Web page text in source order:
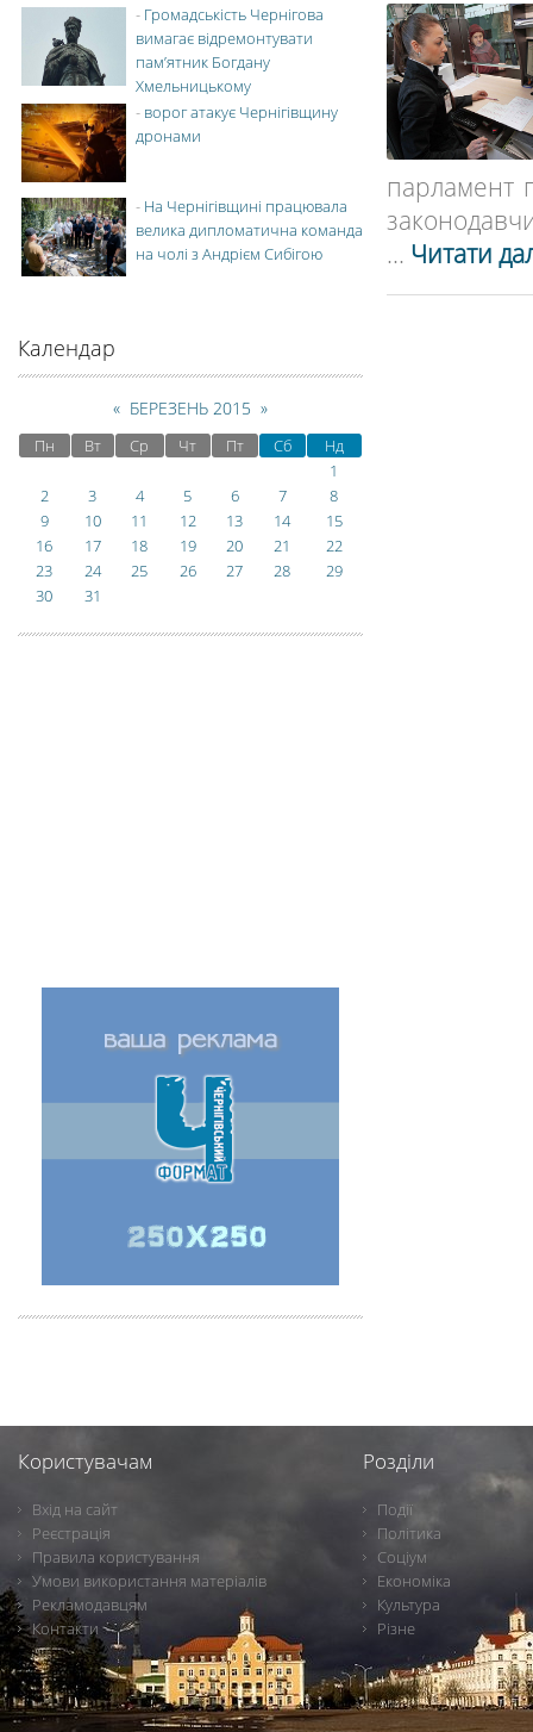
парламент
... Читати
- Громадськість Чернігова
вимагає відремонтувати
пам’ятник Богдану
Хмельницькому
- ворог атакує Чернігівщину
дронами
- На Чернігівщині працювала
велика дипломатична команда
на чолі з Андрієм Сибігою
Календар
« БЕРЕЗЕНЬ 2015 »
Пн Вт Ср Чт Пт Сб
Нд
1
2
3 4 5 6 7
8
9
10 11 12 13 14
15
16
17 18 19 20 21
22
23
24 25 26 27 28
29
30
31
Користувачам
Вхід на сайт
Реєстрація
Правила користування
Умови використання матеріалів
Рекламодавцям
Контакти
Розділи
Події
Політика
Соціум
Економіка
Культура
Різне